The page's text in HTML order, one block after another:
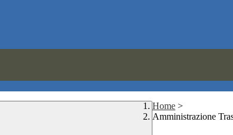
Home >
Amministrazione